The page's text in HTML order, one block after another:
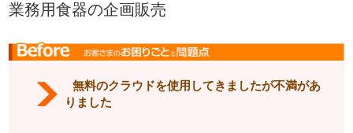
業務用食器の企画販売
無料のクラウドを使用してきましたが不満があ
りました